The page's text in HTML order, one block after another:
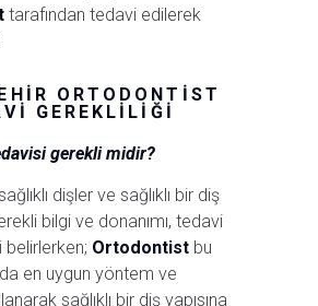
tarafından tedavi edilerek
ORTODONTIST
GEREKLILIĞI
gerekli midir?
dişler ve sağlıklı bir diş
bilgi ve donanımı, tedavi
Ortodontist bu
en uygun yöntem ve
sağlıklı bir diş yapısına